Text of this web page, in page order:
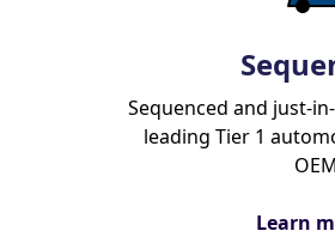
Sequenced and just-
leading Tier 1
Learn